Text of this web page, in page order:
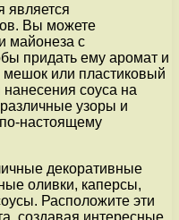
является
Вы можете
майонеза с
придать ему аромат и
мешок или пластиковый
соуса на
узоры и
настоящему
декоративные
оливки, каперсы,
Расположите эти
создавая интересные